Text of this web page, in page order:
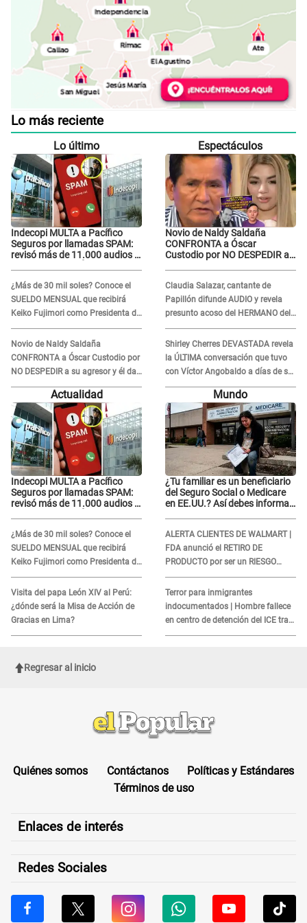
Lo más reciente
Lo último
Indecopi MULTA a Pacífico
Seguros por llamadas SPAM:
revisó más de 11.000 audios y
¿Más de 30 mil soles? Conoce el
SUELDO MENSUAL que recibirá
Keiko Fujimori como Presidenta de
la República
Novio de Naldy Saldaña
CONFRONTA a Óscar Custodio por
NO DESPEDIR a su agresor y él da
INDIGNANTE respuesta: "Nadie me
dice qué hacer"
Espectáculos
Novio de Naldy Saldaña
CONFRONTA a Óscar
Custodio por NO DESPEDIR a
"Nadie me dice qué hacer"
Claudia Salazar, cantante de
Papillón difunde AUDIO y revela
presunto acoso del HERMANO del
director musical de La Bella Luz:
"Me quedé asustada, en shock"
Shirley Cherres DEVASTADA revela
la ÚLTIMA conversación que tuvo
con Víctor Angobaldo a días de su
inesperada partida: "Hace dos
Actualidad
Indecopi MULTA a Pacífico
Seguros por llamadas SPAM:
revisó más de 11.000 audios y
¿Más de 30 mil soles? Conoce el
SUELDO MENSUAL que recibirá
Keiko Fujimori como Presidenta de
la República
Visita del papa León XIV al Perú:
¿dónde será la Misa de Acción de
Gracias en Lima?
Mundo
¿Tu familiar es un beneficiario
del Seguro Social o Medicare
en EE.UU.? Así debes informar
ALERTA CLIENTES DE WALMART |
FDA anunció el RETIRO DE
PRODUCTO por ser un RIESGO
MORTAL para consumidores: ¿Cuál
es?
Terror para inmigrantes
indocumentados | Hombre fallece
en centro de detención del ICE tras
sufrir una "emergencia médica"
Regresar al inicio
Quiénes somos Contáctanos
Políticas y Estándares
Términos de uso
Enlaces de interés
Redes Sociales